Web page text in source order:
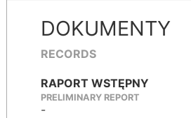
DOKUMENTY
RECORDS
RAPORT WSTĘPNY
PRELIMINARY REPORT
-